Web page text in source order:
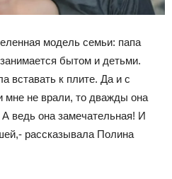
модель семьи: папа
бытом и детьми.
вставать к плите. Да и с
мне не врали, то дважды она
ведь она замечательная! И
рассказывала Полина